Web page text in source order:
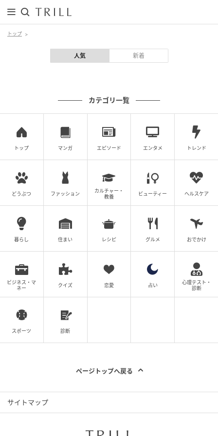
トップ
人気 新着
カテゴリ一覧
トップ マンガ エピソード エンタメ トレンド
どうぶつ ファッション
カルチャー・
教養
ビューティー ヘルスケア
暮らし 住まい レシピ グルメ おでかけ
ビジネス・マ
ネー
クイズ 恋愛 占い
心理テスト・
診断
スポーツ 診断
ページトップへ戻る
サイトマップ